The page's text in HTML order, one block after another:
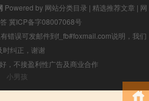
Powered by 网站分类目录 | 精选推荐文章 | 网
冀ICP备字08007068号
错误可发邮件到f_fb#foxmail.com说明，我们
时纠正，谢谢
，不接盈利性广告及商业合作
小男孩